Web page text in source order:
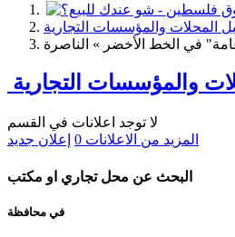
المحلات والمؤسسات التجارية
في الخط الأخضر » الناصرة
والمؤسسات التجارية
لا توجد اعلانات في القسم
المزيد من الاعلانات 0 إعلان جديد
البحث عن محل تجاري او مكتب
في محافظة